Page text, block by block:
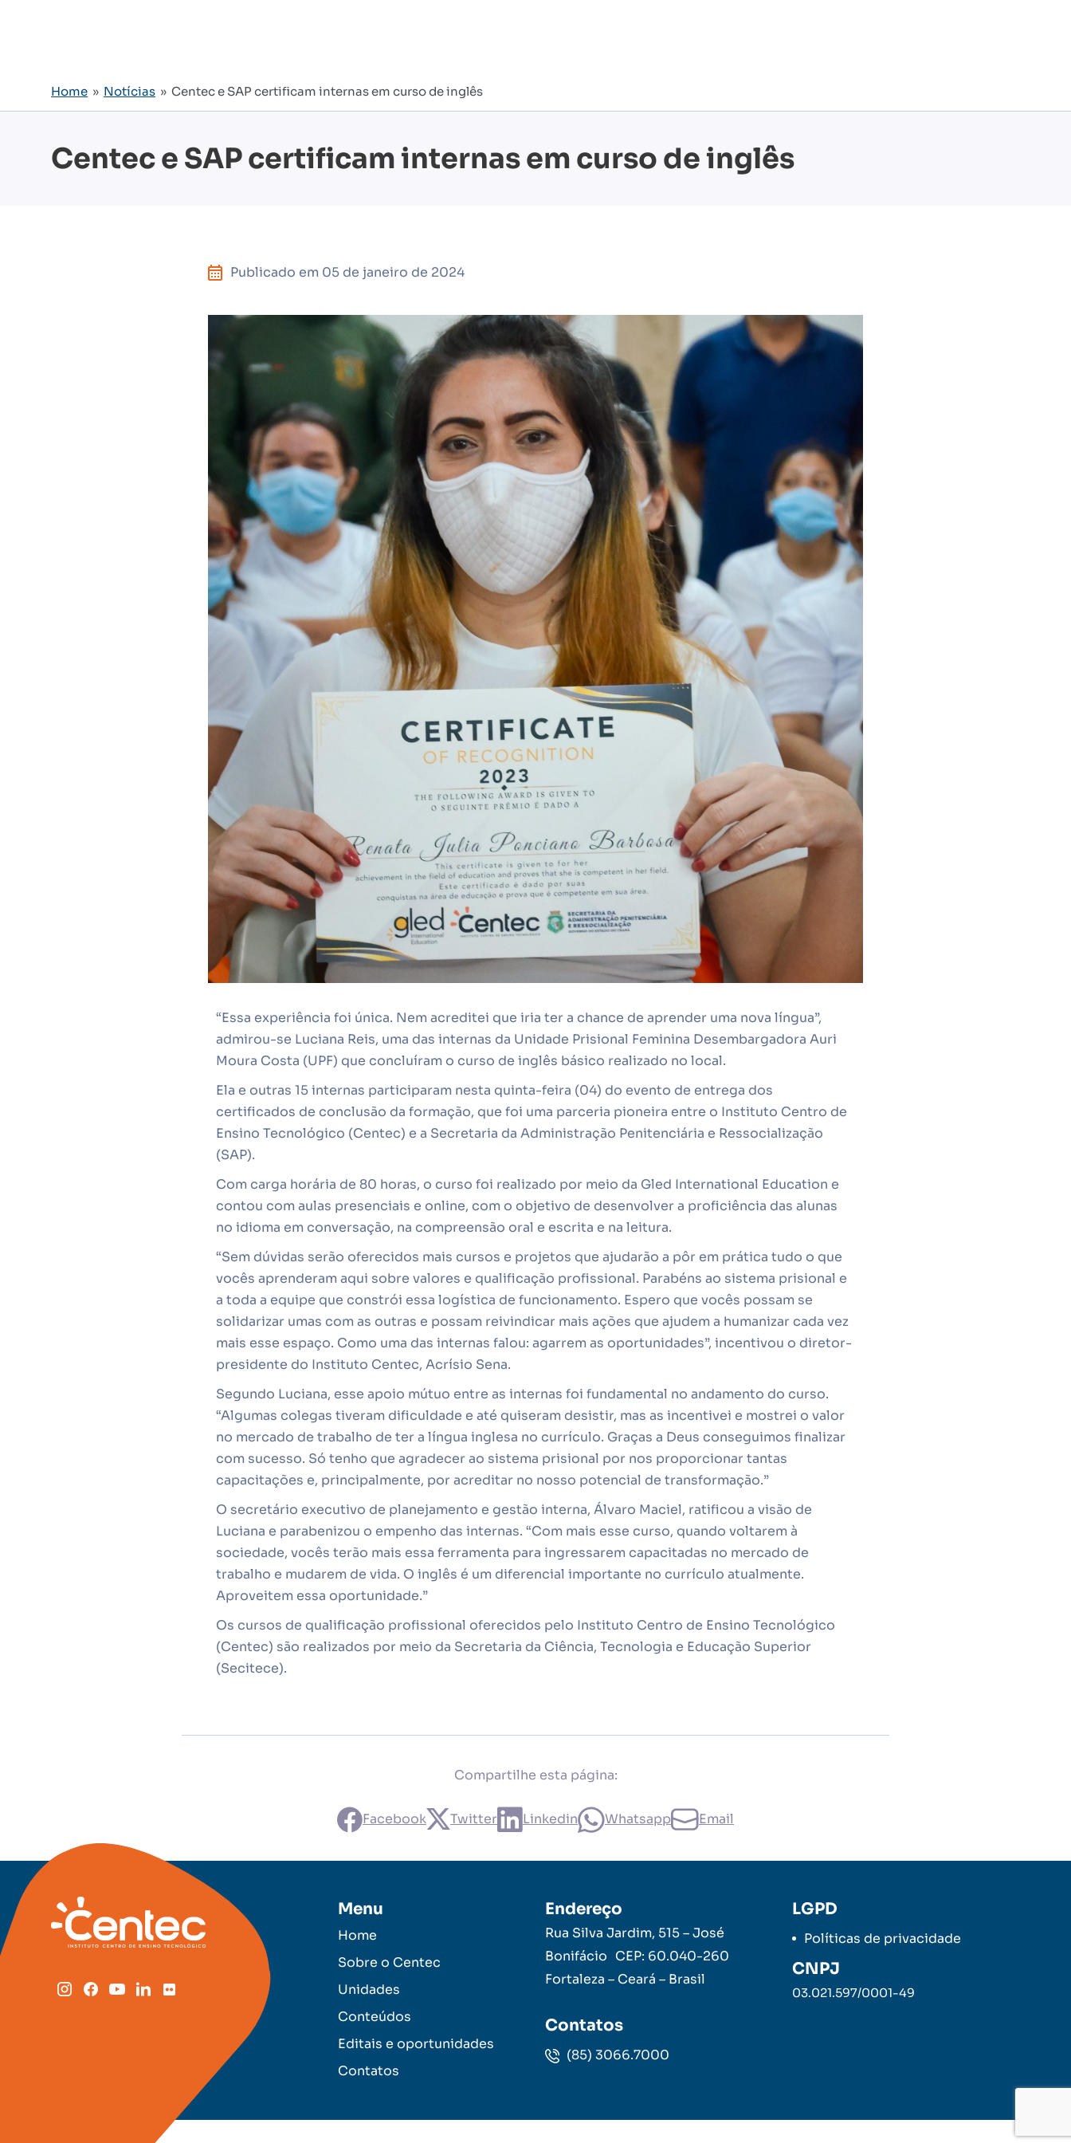
Home » Notícias » Centec e SAP certificam internas em curso de inglês
Centec e SAP certificam internas em curso de inglês
Publicado em 05 de janeiro de 2024
“Essa experiência foi única. Nem acreditei que iria ter a chance de aprender uma nova língua”,
admirou-se Luciana Reis, uma das internas da Unidade Prisional Feminina Desembargadora Auri
Moura Costa (UPF) que concluíram o curso de inglês básico realizado no local.
Ela e outras 15 internas participaram nesta quinta-feira (04) do evento de entrega dos
certificados de conclusão da formação, que foi uma parceria pioneira entre o Instituto Centro de
Ensino Tecnológico (Centec) e a Secretaria da Administração Penitenciária e Ressocialização
(SAP).
Com carga horária de 80 horas, o curso foi realizado por meio da Gled International Education e
contou com aulas presenciais e online, com o objetivo de desenvolver a proficiência das alunas
no idioma em conversação, na compreensão oral e escrita e na leitura.
“Sem dúvidas serão oferecidos mais cursos e projetos que ajudarão a pôr em prática tudo o que
vocês aprenderam aqui sobre valores e qualificação profissional. Parabéns ao sistema prisional e
a toda a equipe que constrói essa logística de funcionamento. Espero que vocês possam se
solidarizar umas com as outras e possam reivindicar mais ações que ajudem a humanizar cada vez
mais esse espaço. Como uma das internas falou: agarrem as oportunidades”, incentivou o diretor-
presidente do Instituto Centec, Acrísio Sena.
Segundo Luciana, esse apoio mútuo entre as internas foi fundamental no andamento do curso.
“Algumas colegas tiveram dificuldade e até quiseram desistir, mas as incentivei e mostrei o valor
no mercado de trabalho de ter a língua inglesa no currículo. Graças a Deus conseguimos finalizar
com sucesso. Só tenho que agradecer ao sistema prisional por nos proporcionar tantas
capacitações e, principalmente, por acreditar no nosso potencial de transformação.”
O secretário executivo de planejamento e gestão interna, Álvaro Maciel, ratificou a visão de
Luciana e parabenizou o empenho das internas. “Com mais esse curso, quando voltarem à
sociedade, vocês terão mais essa ferramenta para ingressarem capacitadas no mercado de
trabalho e mudarem de vida. O inglês é um diferencial importante no currículo atualmente.
Aproveitem essa oportunidade.”
Os cursos de qualificação profissional oferecidos pelo Instituto Centro de Ensino Tecnológico
(Centec) são realizados por meio da Secretaria da Ciência, Tecnologia e Educação Superior
(Secitece).
Compartilhe esta página:
Facebook Twitter Linkedin Whatsapp Email
Menu
Home
Sobre o Centec
Unidades
Conteúdos
Editais e oportunidades
Contatos
Endereço
Rua Silva Jardim, 515 – José
Bonifácio CEP: 60.040-260
Fortaleza – Ceará – Brasil
Contatos
(85) 3066.7000
LGPD
Políticas de privacidade
CNPJ
03.021.597/0001-49